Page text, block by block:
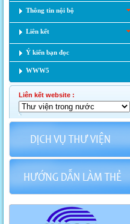
Thông tin nội bộ
Liên kết
Ý kiến bạn đọc
WWW5
Liên kết website :